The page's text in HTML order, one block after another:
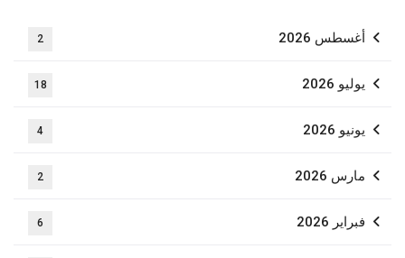
أغسطس 2026 2
يوليو 2026 18
يونيو 2026 4
مارس 2026 2
فبراير 2026 6